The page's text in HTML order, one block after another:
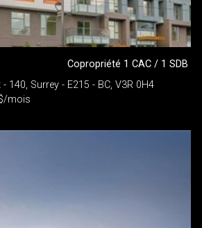
Copropriété 1 CAC / 1 SDB
140, Surrey - E215 - BC, V3R 0H4
mois